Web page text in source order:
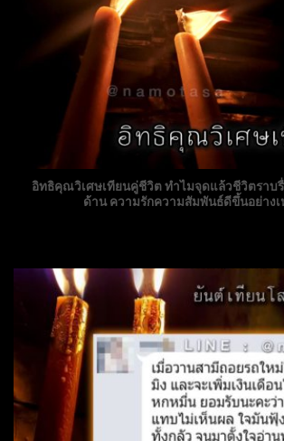
อิทธิคุณวิเศษเทียนคู่ชีวิต ทำไมจุดแล้วชีวิตราบ
ด้าน ความรักความสัมพันธ์ดีขึ้นอย่างเ